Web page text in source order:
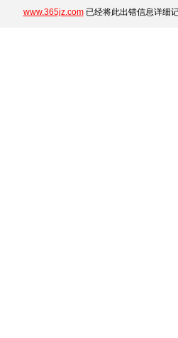
www.365jz.com已经将此出错信息详细